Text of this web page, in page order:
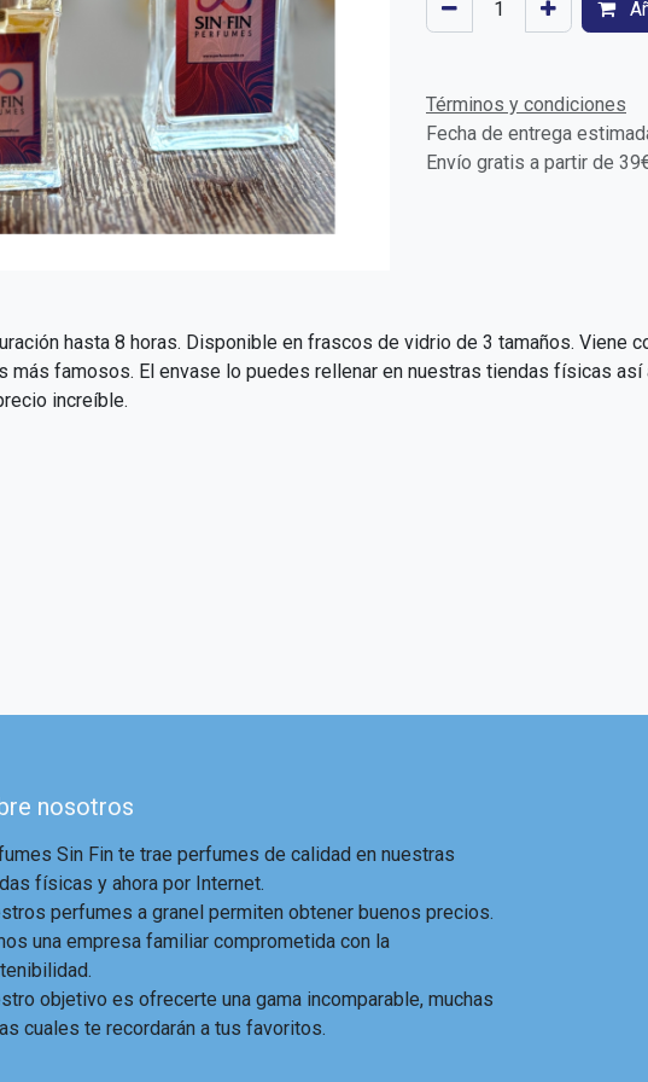
Términos y condiciones
Fecha de entrega
Envío gratis a partir de
hasta 8 horas. Disponible en frascos de vidrio de 3 tamaños. Viene
más famosos. El envase lo puedes rellenar en nuestras tiendas físicas
increíble.
nosotros
Sin Fin te trae perfumes de calidad en nuestras
físicas y ahora por Internet.
perfumes a granel permiten obtener buenos precios.
una empresa familiar comprometida con la
objetivo es ofrecerte una gama incomparable, muchas
cuales te recordarán a tus favoritos.